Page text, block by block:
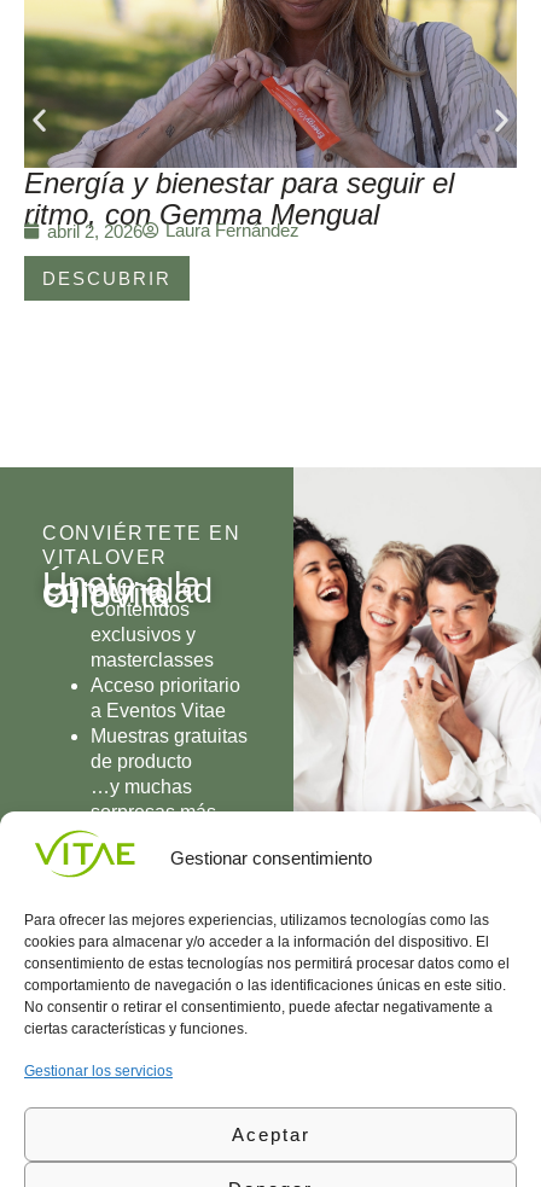
Gestionar consentimiento
Para ofrecer las mejores experiencias, utilizamos tecnologías como las
cookies para almacenar y/o acceder a la información del dispositivo. El
consentimiento de estas tecnologías nos permitirá procesar datos como el
comportamiento de navegación o las identificaciones únicas en este sitio.
No consentir o retirar el consentimiento, puede afectar negativamente a
ciertas características y funciones.
Gestionar los servicios
Aceptar
Energía y bienestar para seguir el
ritmo, con Gemma Mengual
abril 2, 2026 Laura Fernández
DESCUBRIR
CONVIÉRTETE EN
VITALOVER
Únete a la
comunidad
OlioVita
Contenidos
exclusivos y
masterclasses
Acceso prioritario
a Eventos Vitae
Muestras gratuitas
de producto
…y muchas
sorpresas más
UNIRME
Conocenos
Vitae
l
Área
Política
de
Política
(+34)
935